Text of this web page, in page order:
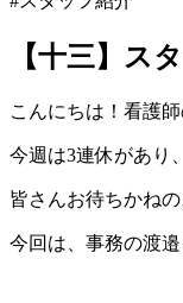
【十三】ス
こんにちは！看護
今週は3連休があり
皆さんお待ちかね
今回は、事務の渡